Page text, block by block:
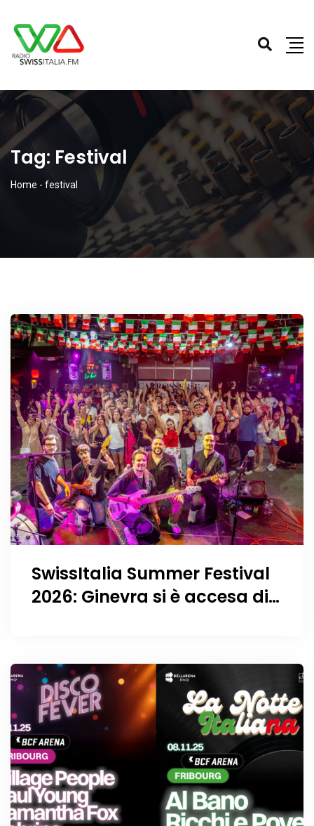
Tag: Festival
Home - festival
SwissItalia Summer Festival
2026: Ginevra si è accesa di